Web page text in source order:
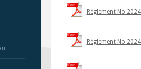
Règlement No
Règlement No